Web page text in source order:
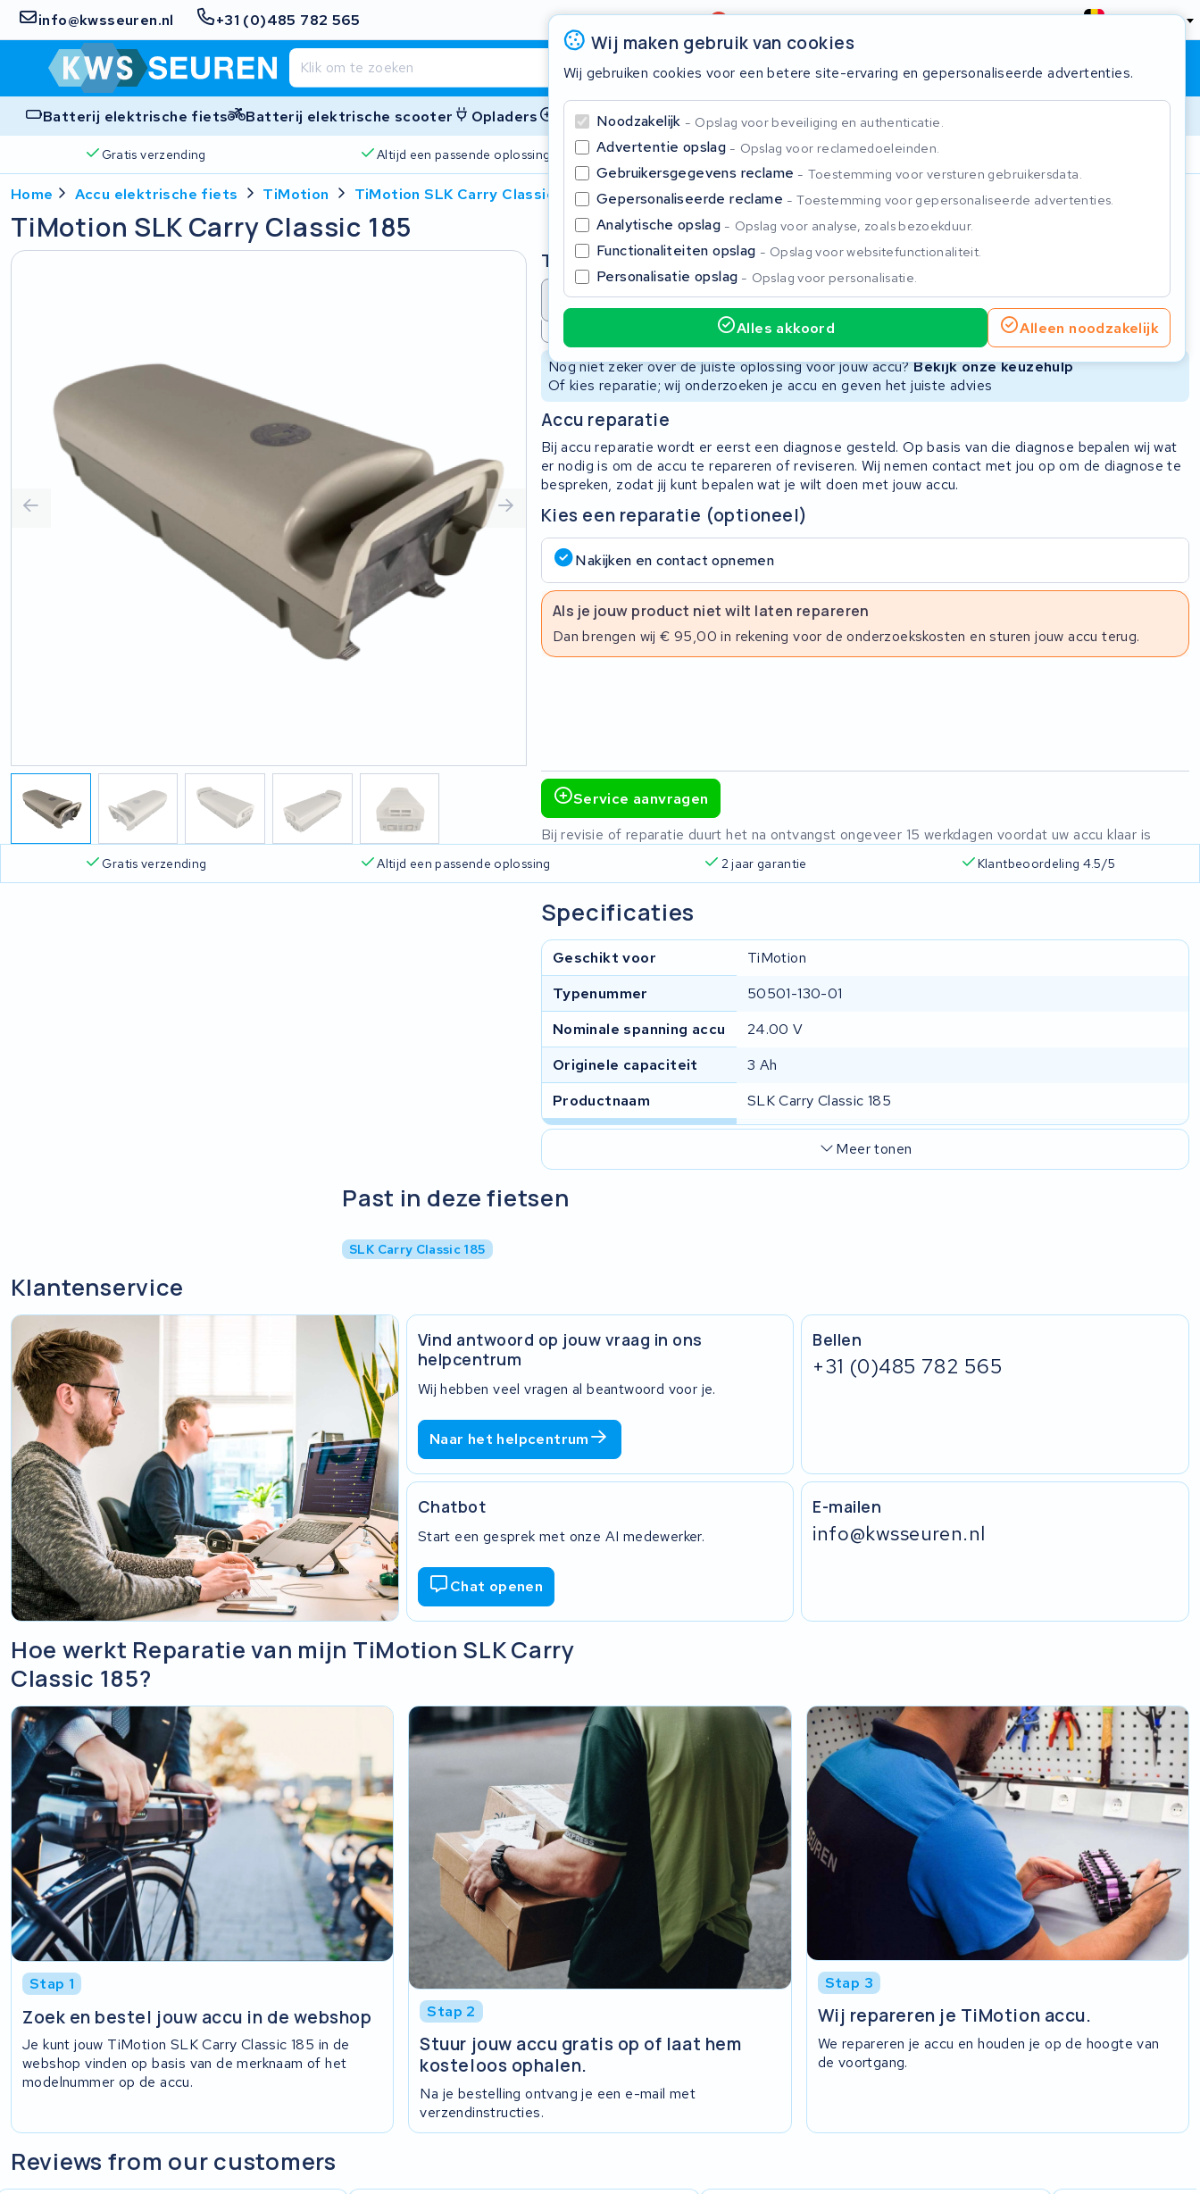
info@kwsseuren.nl +31 (0)485 782 565 Beoordeling4,6/5 België
Winkelwagen Inloggen
Batterij elektrische fiets Batterij elektrische scooter Opladers Accessoires
Gratis verzending Altijd een passende oplossing 2 jaar garantie
Wij maken gebruik van cookies
Wij gebruiken cookies voor een betere site-ervaring en gepersonaliseerde advertenties.
Noodzakelijk Opslag voor beveiliging en authenticatie.
Advertentie opslag Opslag voor reclamedoeleinden.
Gebruikersgegevens reclame Toestemming voor versturen gebruikersdata.
Gepersonaliseerde reclame Toestemming voor gepersonaliseerde advertenties.
Analytische opslag Opslag voor analyse, zoals bezoekduur.
Functionaliteiten opslag Opslag voor websitefunctionaliteit.
Personalisatie opslag Opslag voor personalisatie.
Alles akkoord Alleen noodzakelijk
Home Accu elektrische fiets TiMotion TiMotion SLK Carry Classic 185
TiMotion SLK Carry Classic 185
Type
Accu revisie Accu reparatie Nieuwe Accu Refurbished Accu
Niet beschikbaar
Nog niet zeker over de juiste oplossing voor jouw accu?Bekijk onze keuzehulp
Of kies reparatie; wij onderzoeken je accu en geven het juiste advies
Accu reparatie
Bij accu reparatie wordt er eerst een diagnose gesteld. Op basis van die diagnose bepalen wij wat
er nodig is om de accu te repareren of reviseren. Wij nemen contact met jou op om de diagnose te
bespreken, zodat jij kunt bepalen wat je wilt doen met jouw accu.
Kies een reparatie (optioneel)
Nakijken en contact opnemen
Als je jouw product niet wilt laten repareren
Dan brengen wij € 95,00 in rekening voor de onderzoekskosten en sturen jouw accu terug.
Service aanvragen
Bij revisie of reparatie duurt het na ontvangst ongeveer 15 werkdagen voordat uw accu klaar is
Gratis verzending Altijd een passende oplossing 2 jaar garantie Klantbeoordeling 4.5/5
Specificaties
Geschikt voor
TiMotion
Typenummer
50501-130-01
Nominale spanning accu
24.00 V
Originele capaciteit
3 Ah
Productnaam
SLK Carry Classic 185
Meer tonen
Past in deze fietsen
SLK Carry Classic 185
Klantenservice
Vind antwoord op jouw vraag in ons
helpcentrum
Wij hebben veel vragen al beantwoord voor je.
Naar het helpcentrum
Bellen
+31 (0)485 782 565
E-mailen
info@kwsseuren.nl
Chatbot
Start een gesprek met onze AI medewerker.
Chat openen
Hoe werkt Reparatie van mijn TiMotion SLK Carry
Classic 185?
Stap 1
Zoek en bestel jouw accu in de webshop
Je kunt jouw TiMotion SLK Carry Classic 185 in de
webshop vinden op basis van de merknaam of het
modelnummer op de accu.
Stap 2
Stuur jouw accu gratis op of laat hem
kosteloos ophalen.
Na je bestelling ontvang je een e-mail met
verzendinstructies.
Stap 3
Wij repareren je TiMotion accu.
We repareren je accu en houden je op de hoogte van
de voortgang.
Reviews from our customers
Sluiten
Begin te typen in de zoekbalk om te zoeken